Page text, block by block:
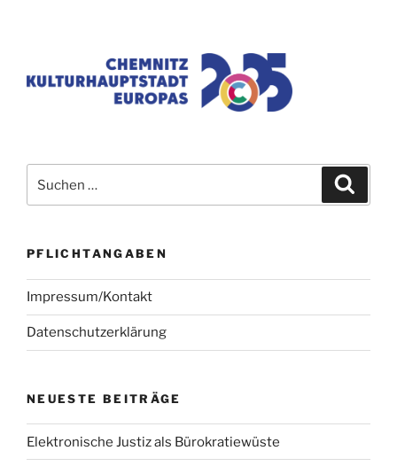
nach:
PFLICHTANGABEN
Impressum/Kontakt
Datenschutzerklärung
NEUESTE BEITRÄGE
Elektronische Justiz als Bürokratiewüste